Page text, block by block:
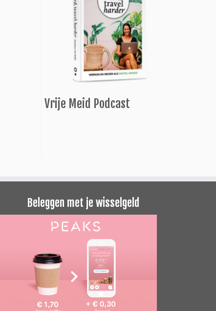
Vrije Meid Podcast
Beleggen met je wisselgeld